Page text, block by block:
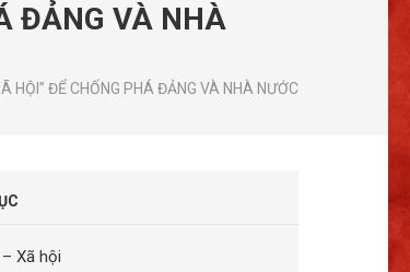
ĐẢNG VÀ NHÀ
HỘI” ĐỂ CHỐNG PHÁ ĐẢNG VÀ NHÀ NƯỚC
Xã hội